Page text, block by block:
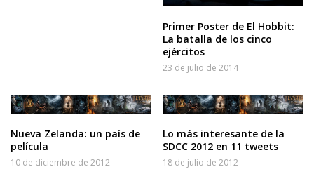
Primer Poster de El Hobbit:
La batalla de los cinco
ejércitos
23 de julio de 2014
Nueva Zelanda: un país de
película
10 de diciembre de 2012
Lo más interesante de la
SDCC 2012 en 11 tweets
18 de julio de 2012